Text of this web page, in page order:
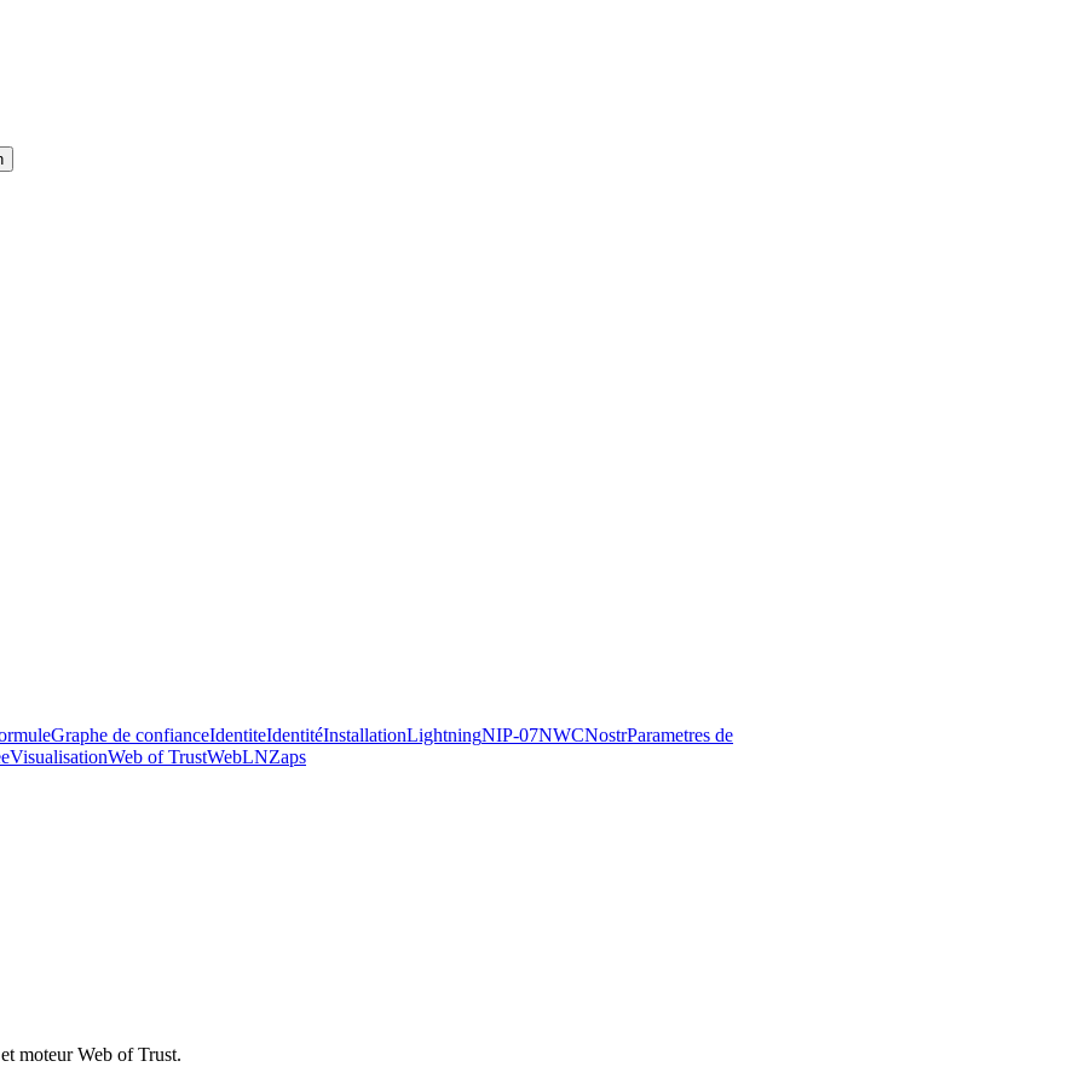
Graphe de confianceIdentiteIdentitéInstallationLightningNIP-07NWCNostrParametres de
VisualisationWeb of TrustWebLNZaps
moteur Web of Trust.